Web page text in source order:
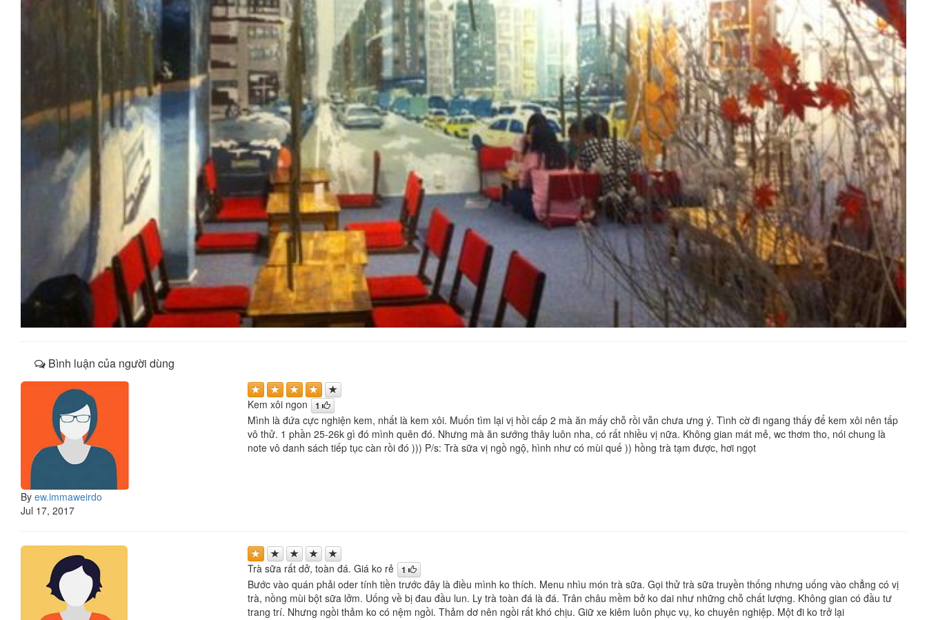
Bình luận của người dùng
By ew.immaweirdo
Jul 17, 2017
Kem xôi ngon 1
Mình là đứa cực nghiện kem, nhất là kem xôi. Muốn tìm lại vị hồi cấp 2 mà ăn mấy chỗ rồi vẫn chưa ưng ý. Tình cờ đi ngang thấy để kem xôi nên tấp
vô thử. 1 phần 25-26k gì đó mình quên đó. Nhưng mà ăn sướng thây luôn nha, có rất nhiều vị nữa. Không gian mát mẻ, wc thơm tho, nói chung là
note vô danh sách tiếp tục càn rồi đó ))) P/s: Trà sữa vị ngồ ngộ, hình như có mùi quế )) hồng trà tạm được, hơi ngọt
Trà sữa rất dở, toàn đá. Giá ko rẻ 1
Bước vào quán phải oder tính tiền trước đây là điều mình ko thích. Menu nhìu món trà sữa. Gọi thử trà sữa truyền thống nhưng uống vào chẳng có vị
trà, nồng mùi bột sữa lởm. Uống về bị đau đầu lun. Ly trà toàn đá là đá. Trân châu mềm bở ko dai như những chỗ chất lượng. Không gian có đầu tư
trang trí. Nhưng ngồi thảm ko có nệm ngồi. Thảm dơ nên ngồi rất khó chịu. Giữ xe kiêm luôn phục vụ, ko chuyên nghiệp. Một đi ko trở lại